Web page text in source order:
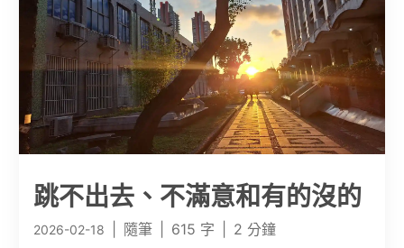
跳不出去、不滿意和有的沒的
2026-02-18 隨筆 615 字
2 分鐘